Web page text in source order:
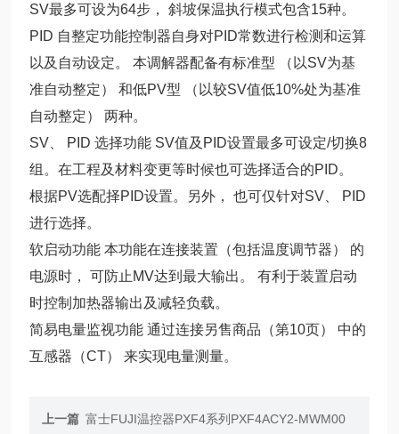
SV最多可设为64步， 斜坡保温执行模式包含15种。
PID 自整定功能控制器自身对PID常数进行检测和运算
以及自动设定。 本调解器配备有标准型 （以SV为基
准自动整定） 和低PV型 （以较SV值低10%处为基准
自动整定） 两种。
SV、 PID 选择功能 SV值及PID设置最多可设定/切换8
组。在工程及材料变更等时候也可选择适合的PID。
根据PV选配择PID设置。另外， 也可仅针对SV、 PID
进行选择。
软启动功能 本功能在连接装置（包括温度调节器） 的
电源时， 可防止MV达到最大输出。 有利于装置启动
时控制加热器输出及减轻负载。
简易电量监视功能 通过连接另售商品（第10页） 中的
互感器（CT） 来实现电量测量。
上一篇 富士FUJI温控器PXF4系列PXF4ACY2-MWM00